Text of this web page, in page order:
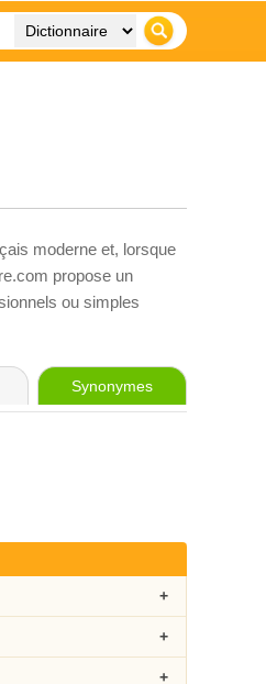
moderne et, lorsque
propose un
ou simples
Synonymes